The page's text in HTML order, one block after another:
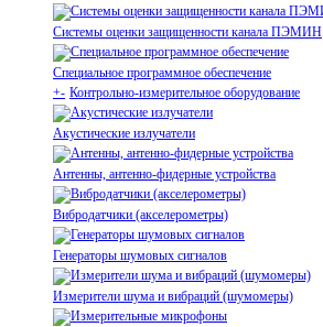
Системы оценки защищенности канала ПЭМИН
Специальное программное обеспечение
+- Контрольно-измерительное оборудование
Акустические излучатели
Антенны, антенно-фидерные устройства
Вибродатчики (акселерометры)
Генераторы шумовых сигналов
Измерители шума и вибраций (шумомеры)